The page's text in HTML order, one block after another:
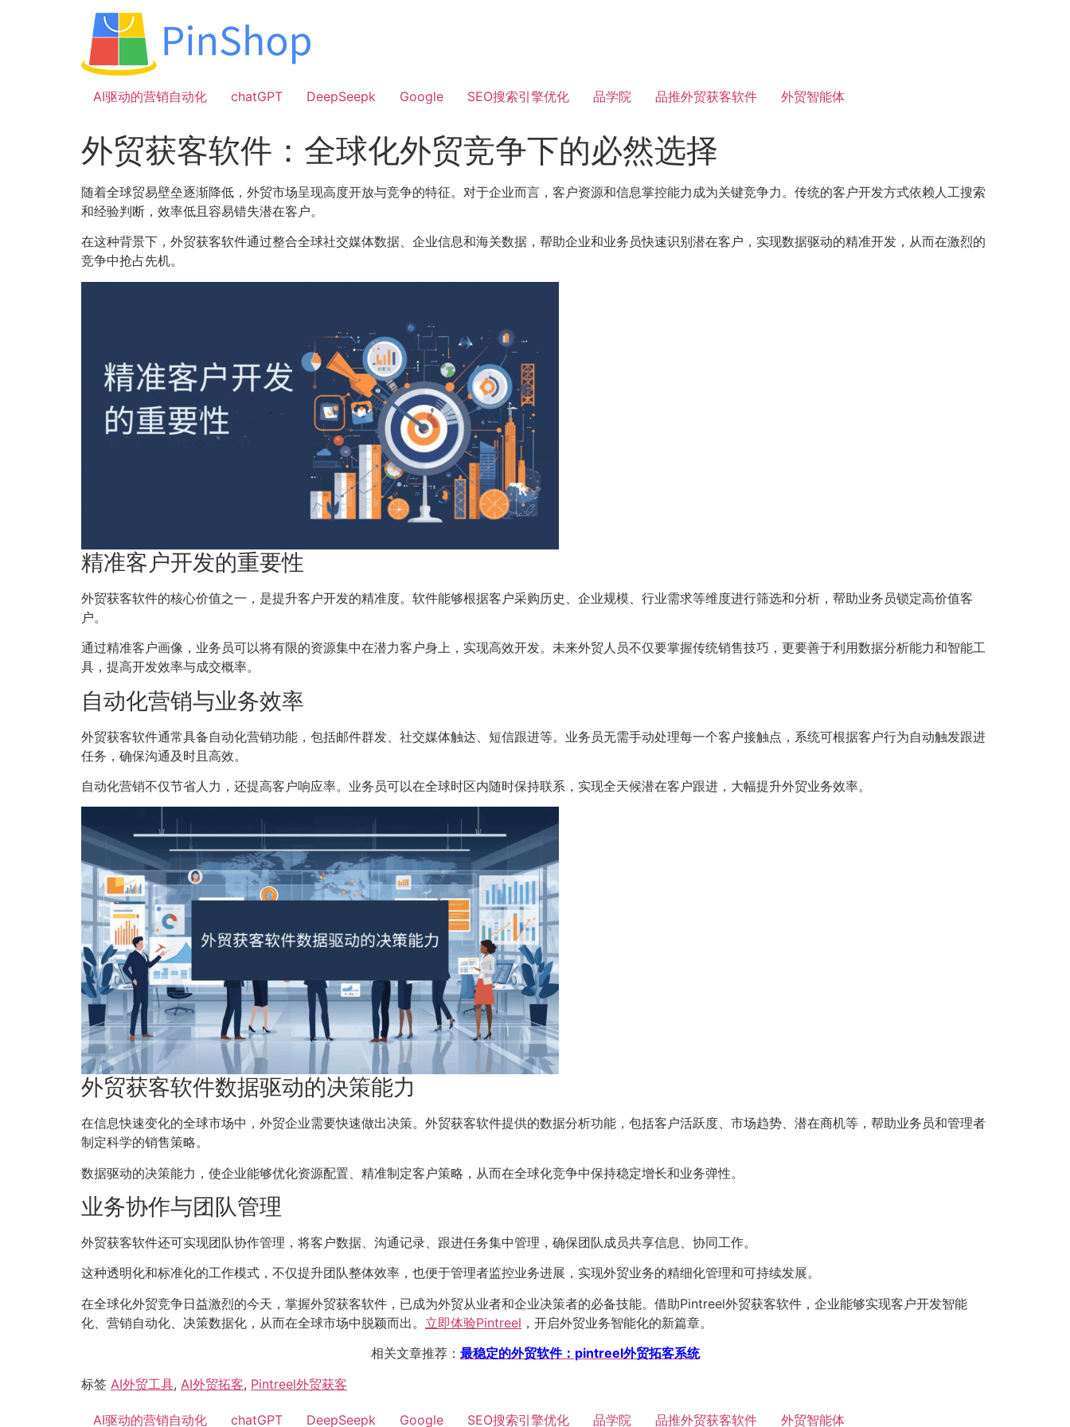
AI驱动的营销自动化
chatGPT DeepSeepk Google SEO搜索引擎优化 品学院 品推外贸获客软件 外贸智能体
外贸获客软件：全球化外贸竞争下的必然选择
随着全球贸易壁垒逐渐降低，外贸市场呈现高度开放与竞争的特征。对于企业而言，客户资源和信息掌控能力成为关键竞争力。传统的客户开发方式依赖人工搜索
和经验判断，效率低且容易错失潜在客户。
在这种背景下，外贸获客软件通过整合全球社交媒体数据、企业信息和海关数据，帮助企业和业务员快速识别潜在客户，实现数据驱动的精准开发，从而在激烈的
竞争中抢占先机。
精准客户开发的重要性
外贸获客软件的核心价值之一，是提升客户开发的精准度。软件能够根据客户采购历史、企业规模、行业需求等维度进行筛选和分析，帮助业务员锁定高价值客
户。
通过精准客户画像，业务员可以将有限的资源集中在潜力客户身上，实现高效开发。未来外贸人员不仅要掌握传统销售技巧，更要善于利用数据分析能力和智能工
具，提高开发效率与成交概率。
自动化营销与业务效率
外贸获客软件通常具备自动化营销功能，包括邮件群发、社交媒体触达、短信跟进等。业务员无需手动处理每一个客户接触点，系统可根据客户行为自动触发跟进
任务，确保沟通及时且高效。
自动化营销不仅节省人力，还提高客户响应率。业务员可以在全球时区内随时保持联系，实现全天候潜在客户跟进，大幅提升外贸业务效率。
外贸获客软件数据驱动的决策能力
在信息快速变化的全球市场中，外贸企业需要快速做出决策。外贸获客软件提供的数据分析功能，包括客户活跃度、市场趋势、潜在商机等，帮助业务员和管理者
制定科学的销售策略。
数据驱动的决策能力，使企业能够优化资源配置、精准制定客户策略，从而在全球化竞争中保持稳定增长和业务弹性。
业务协作与团队管理
外贸获客软件还可实现团队协作管理，将客户数据、沟通记录、跟进任务集中管理，确保团队成员共享信息、协同工作。
这种透明化和标准化的工作模式，不仅提升团队整体效率，也便于管理者监控业务进展，实现外贸业务的精细化管理和可持续发展。
在全球化外贸竞争日益激烈的今天，掌握外贸获客软件，已成为外贸从业者和企业决策者的必备技能。借助Pintreel外贸获客软件，企业能够实现客户开发智能
化、营销自动化、决策数据化，从而在全球市场中脱颖而出。 立即体验Pintreel ，开启外贸业务智能化的新篇章。
相关文章推荐： 最稳定的外贸软件：pintreel外贸拓客系统
标签 AI外贸工具, AI外贸拓客, Pintreel外贸获客
AI驱动的营销自动化 chatGPT DeepSeepk Google SEO搜索引擎优化 品学院 品推外贸获客软件 外贸智能体